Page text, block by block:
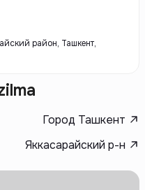
жизни для своих
район, Ташкент,
Город Ташкент
Яккасарайский р-н